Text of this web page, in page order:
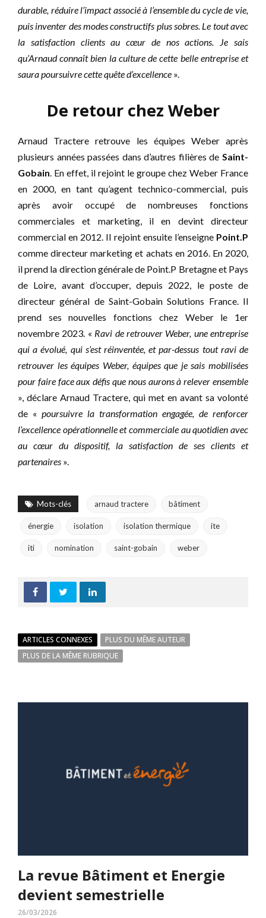
durable, réduire l’impact associé à l’ensemble du cycle de vie,
puis inventer des modes constructifs plus sobres. Le tout avec
la satisfaction clients au cœur de nos actions. Je sais
qu’Arnaud connaît bien la culture de cette belle entreprise et
saura poursuivre cette quête d’excellence ».
De retour chez Weber
Arnaud Tractere retrouve les équipes Weber après
plusieurs années passées dans d’autres filières de Saint-
Gobain. En effet, il rejoint le groupe chez Weber France
en 2000, en tant qu’agent technico-commercial, puis
après avoir occupé de nombreuses fonctions
commerciales et marketing, il en devint directeur
commercial en 2012. Il rejoint ensuite l’enseigne Point.P
comme directeur marketing et achats en 2016. En 2020,
il prend la direction générale de Point.P Bretagne et Pays
de Loire, avant d’occuper, depuis 2022, le poste de
directeur général de Saint-Gobain Solutions France. Il
prend ses nouvelles fonctions chez Weber le 1er
novembre 2023. « Ravi de retrouver Weber, une entreprise
qui a évolué, qui s’est réinventée, et par-dessus tout ravi de
retrouver les équipes Weber, équipes que je sais mobilisées
pour faire face aux défis que nous aurons à relever ensemble
», déclare Arnaud Tractere, qui met en avant sa volonté
de « poursuivre la transformation engagée, de renforcer
l’excellence opérationnelle et commerciale au quotidien avec
au cœur du dispositif, la satisfaction de ses clients et
partenaires ».
Mots-clés arnaud tractere bâtiment
énergie isolation isolation thermique ite
iti nomination saint-gobain weber
ARTICLES CONNEXES
PLUS DU MÊME AUTEUR
PLUS DE LA MÊME RUBRIQUE
La revue Bâtiment et Energie
devient semestrielle
26/03/2026